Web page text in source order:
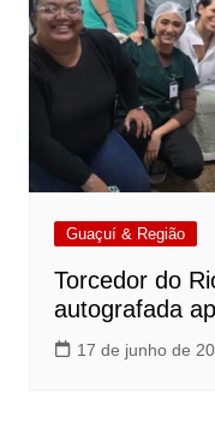
Guaçuí & Região
Torcedor do
autografada
17 de junho de